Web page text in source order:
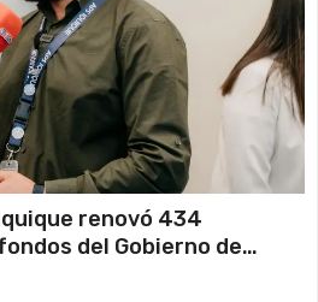
renovó 434
del Gobierno de